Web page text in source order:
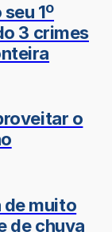
1º
3 crimes
o
de muito
de chuva